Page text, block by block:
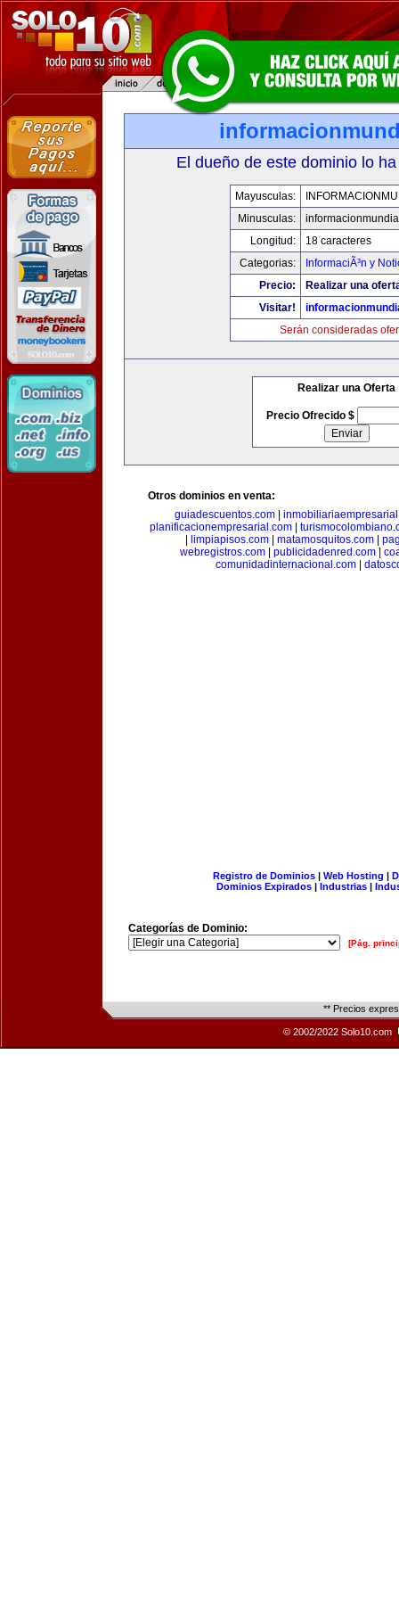
El dueño de este dominio lo
Mayusculas:
Minusculas:
Longitud:
18 caracteres
Categorias:
InformaciÃ³n y
Precio:
Realizar una
Visitar!
Serán consideradas
Realizar una Oferta
Precio Ofrecido $
Otros dominios en venta:
guiadescuentos.com
planificacionempresarial.com
limpiapisos.com| matamosquitos.com|
webregistros.com| publicidadenred.com|
comunidadinternacional.com|
Registro de Dominios| Web Hosting |
Dominios Expirados | Industrias |
Categorías de Dominio:
[Pág.
** Precios
© 2002/2022 Solo10.com